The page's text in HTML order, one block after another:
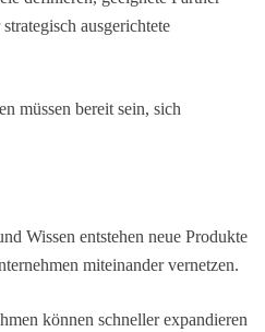
ausgerichtete
müssen bereit sein, sich
Wissen entstehen neue Produkte
miteinander vernetzen.
können schneller expandieren